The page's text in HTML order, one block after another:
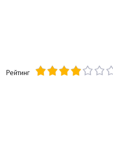
Рейтинг